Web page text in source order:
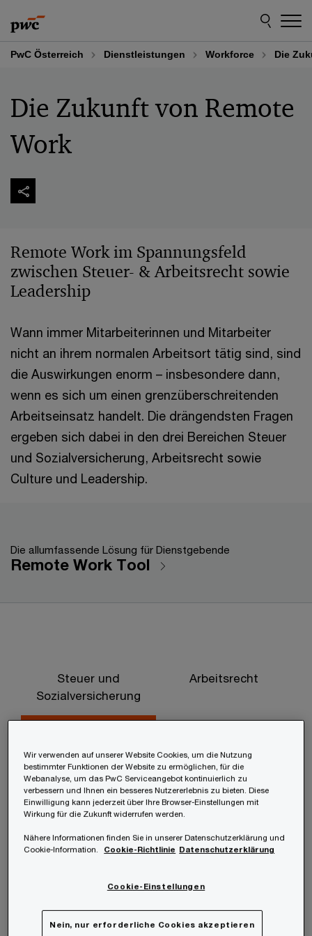
to
content
to
footer
PwC Österreich Dienstleistungen Workforce Die
Die Zukunft von Remote
Work
Remote Work im Spannungsfeld
zwischen Steuer- & Arbeitsrecht sowie
Leadership
Wann immer Mitarbeiterinnen und Mitarbeiter
nicht an ihrem normalen Arbeitsort tätig sind, sind
die Auswirkungen enorm – insbesondere dann,
wenn es sich um einen grenzüberschreitenden
Arbeitseinsatz handelt. Die drängendsten Fragen
ergeben sich dabei in den drei Bereichen Steuer
und Sozialversicherung, Arbeitsrecht sowie
Culture und Leadership.
Die allumfassende Lösung für Dienstgebende
Remote Work Tool
Steuer und
Sozialversicherung
Arbeitsrecht
Steuer und Sozialversicherung
Die Hälfte aller Unternehmen bietet ihren
Mitarbeiterinnen und Mitarbeitern keine
umfassende Remote-Work-Vereinbarung, in
der Informationen zu steuerlicher
grenzüberschreitenden Einsätzen zu finden
sind. Gehört ihr Unternehmen auch dazu?
Wir verwenden auf unserer Website Cookies, um die Nutzung
bestimmter Funktionen der Website zu ermöglichen, für die
Webanalyse, um das PwC Serviceangebot kontinuierlich zu
verbessern und Ihnen ein besseres Nutzererlebnis zu bieten. Diese
Einwilligung kann jederzeit über Ihre Browser-Einstellungen mit
Wirkung für die Zukunft widerrufen werden.
Nähere Informationen finden Sie in unserer Datenschutzerklärung und
Cookie-Information.
Cookie-Richtlinie Datenschutzerklärung
Cookie-Einstellungen
Nein, nur erforderliche Cookies akzeptieren